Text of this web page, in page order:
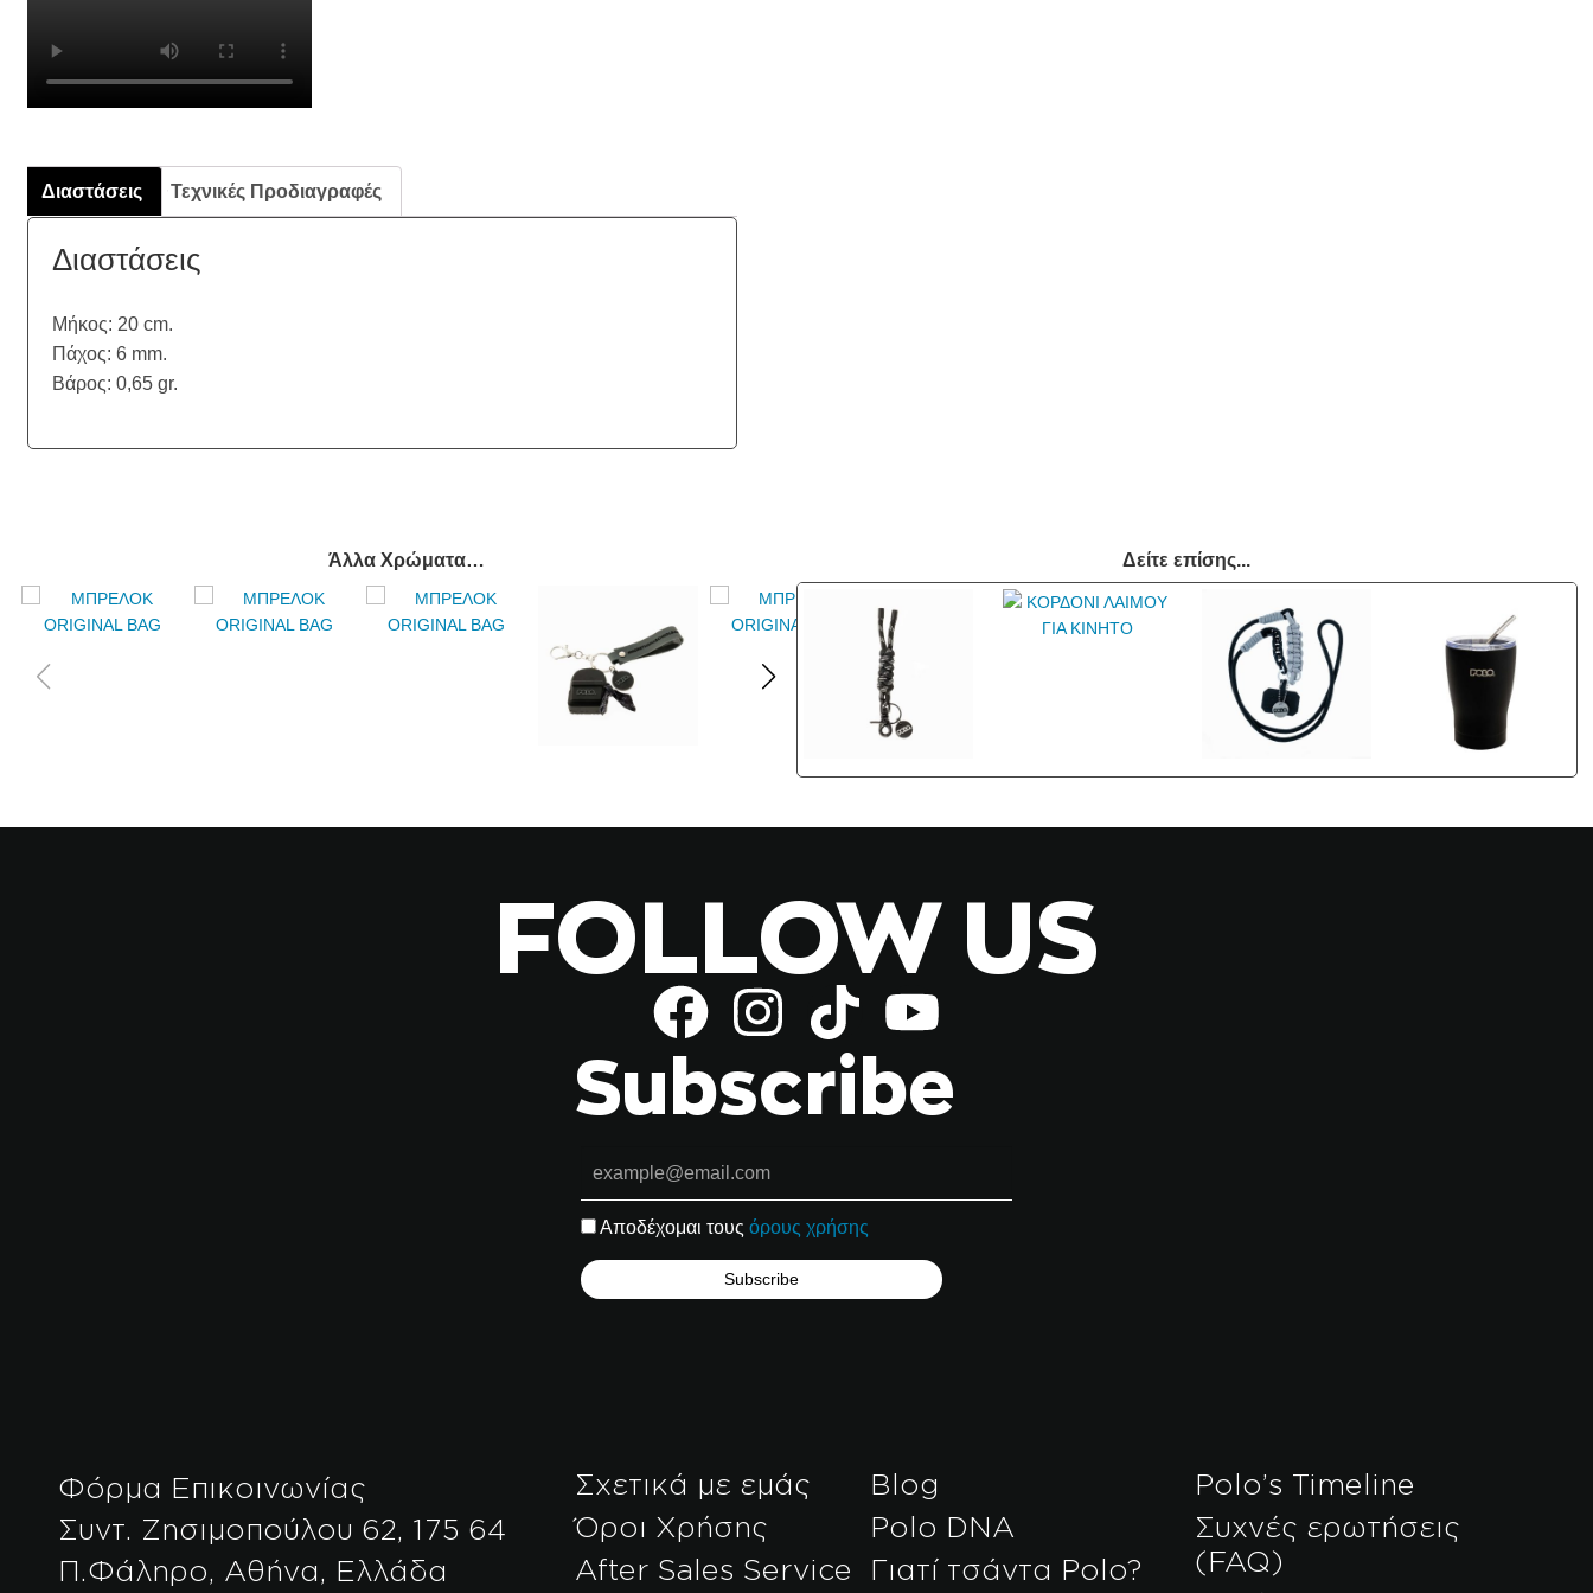
Διαστάσεις Τεχνικές Προδιαγραφές
Διαστάσεις
Μήκος: 20 cm.
Πάχος: 6 mm.
Βάρος: 0,65 gr.
Άλλα Χρώματα… Δείτε επίσης...
FOLLOW US
Subscribe
Αποδέχομαι τουςόρους χρήσης
Φόρμα Επικοινωνίας
Συντ. Ζησιμοπούλου 62, 175 64
Π.Φάληρο, Αθήνα, Ελλάδα
Σχετικά με εμάς
Όροι Χρήσης
After Sales Service
Blog
Polo DNA
Γιατί τσάντα Polo?
Polo’s Timeline
Συχνές ερωτήσεις
(FAQ)